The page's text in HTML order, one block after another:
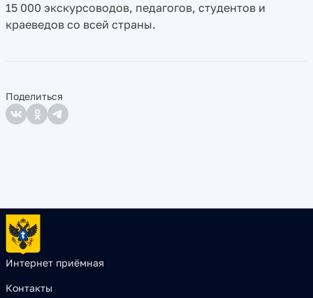
15 000 экскурсоводов, педагогов, студентов и
краеведов со всей страны.
Поделиться
Интернет приёмная
Контакты